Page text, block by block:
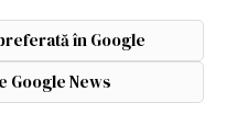
în Google
Google News